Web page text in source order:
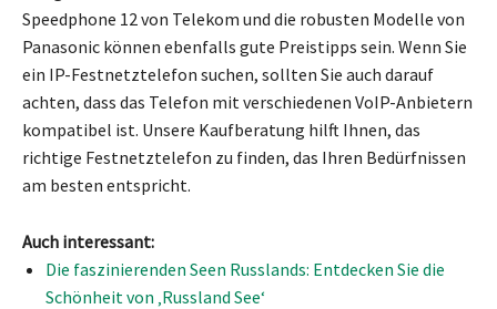
Speedphone 12 von Telekom und die robusten Modelle von
Panasonic können ebenfalls gute Preistipps sein. Wenn Sie
ein IP-Festnetztelefon suchen, sollten Sie auch darauf
achten, dass das Telefon mit verschiedenen VoIP-Anbietern
kompatibel ist. Unsere Kaufberatung hilft Ihnen, das
richtige Festnetztelefon zu finden, das Ihren Bedürfnissen
am besten entspricht.
Auch interessant:
Die faszinierenden Seen Russlands: Entdecken Sie die
Schönheit von ‚Russland See‘